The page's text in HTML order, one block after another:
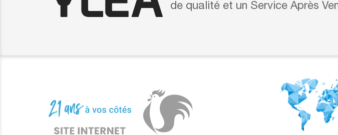
de qualité et un Service Après